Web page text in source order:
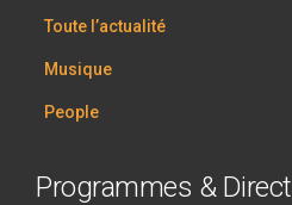
Toute l’actualité
Musique
People
Programmes & Direct